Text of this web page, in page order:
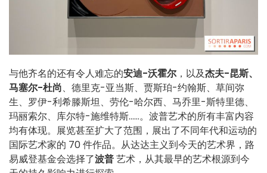
与他齐名的还有令人难忘的安迪-沃霍尔，以及杰夫-昆斯、
马塞尔-杜尚、德里克-亚当斯、贾斯珀-约翰斯、草间弥
生、罗伊-利希滕斯坦、劳伦-哈尔西、马乔里-斯特里德、
玛丽索尔、库尔特-施维特斯......。波普艺术的所有丰富内容
均有体现。展览甚至扩大了范围，展出了不同年代和运动的
国际艺术家的 70 件作品。从达达主义到今天的艺术界，路
易威登基金会选择了波普艺术，从其最早的艺术根源到今